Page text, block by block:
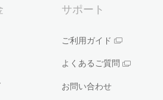
サポート
ご利用ガイド
よくあるご質問
お問い合わせ